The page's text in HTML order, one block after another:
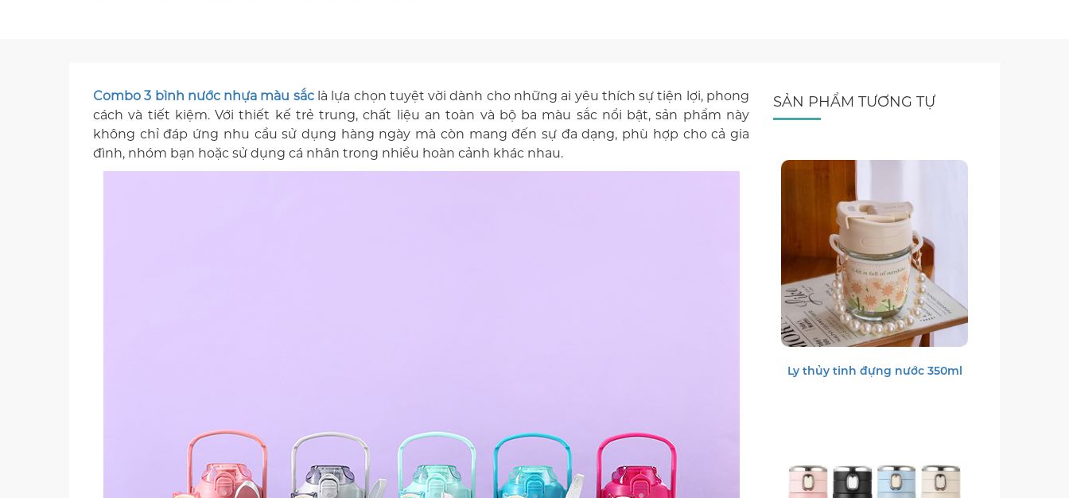
Combo 3 bình nước nhựa màu sắclà lựa chọn tuyệt vời dành cho những ai yêu thích sự tiện lợi, phong
cách và tiết kiệm. Với thiết kế trẻ trung, chất liệu an toàn và bộ ba màu sắc nổi bật, sản phẩm này
không chỉ đáp ứng nhu cầu sử dụng hàng ngày mà còn mang đến sự đa dạng, phù hợp cho cả gia
đình, nhóm bạn hoặc sử dụng cá nhân trong nhiều hoàn cảnh khác nhau.
SẢN PHẨM TƯƠNG TỰ
Ly thủy tinh đựng nước 350ml